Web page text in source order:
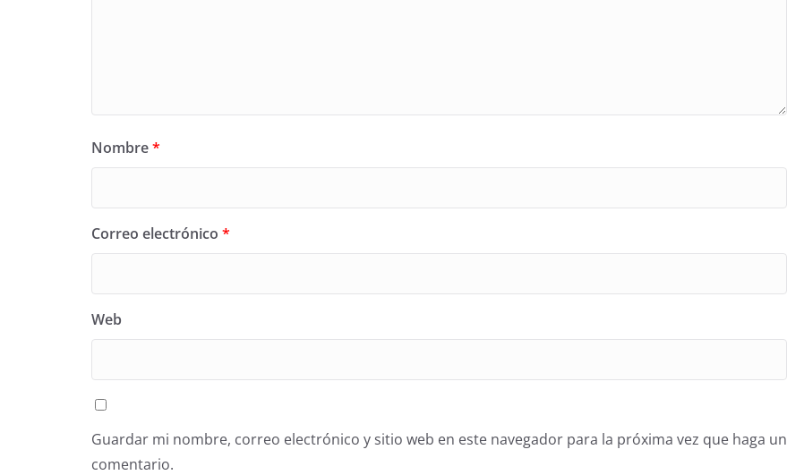
Nombre*
Correo electrónico *
Web
Guardar mi nombre, correo electrónico y sitio web en este navegador para la próxima vez que haga un
comentario.